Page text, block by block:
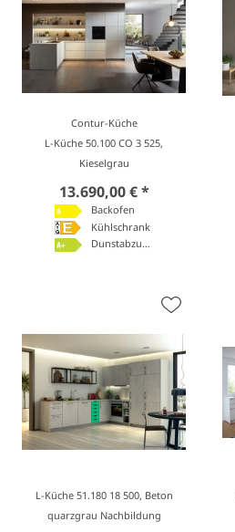
Contur-Küche
L-Küche 50.100 CO 3 525,
Kieselgrau
13.690,00 € *
Backofen
Kühlschrank
Dunstabzugshaube
L-Küche 51.180 18 500, Beton
quarzgrau Nachbildung